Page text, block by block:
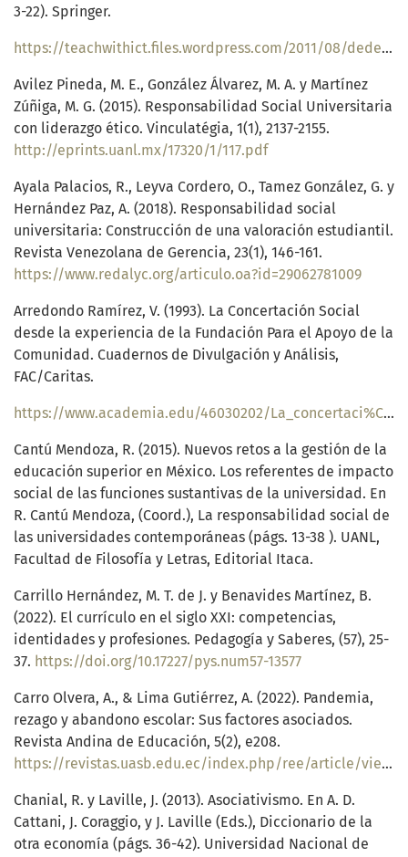
3-22). Springer.
https://teachwithict.files.wordpress.com/2011/08/dede.pdf
Avilez Pineda, M. E., González Álvarez, M. A. y Martínez
Zúñiga, M. G. (2015). Responsabilidad Social Universitaria
con liderazgo ético. Vinculatégia, 1(1), 2137-2155.
http://eprints.uanl.mx/17320/1/117.pdf
Ayala Palacios, R., Leyva Cordero, O., Tamez González, G. y
Hernández Paz, A. (2018). Responsabilidad social
universitaria: Construcción de una valoración estudiantil.
Revista Venezolana de Gerencia, 23(1), 146-161.
https://www.redalyc.org/articulo.oa?id=29062781009
Arredondo Ramírez, V. (1993). La Concertación Social
desde la experiencia de la Fundación Para el Apoyo de la
Comunidad. Cuadernos de Divulgación y Análisis,
FAC/Caritas.
https://www.academia.edu/46030202/La_concertaci%C3%B3n_social_desde_la_experiencia_de_la_Fundaci%C3%B3n_de_Apoyo_a_la_Comunidad_A_C_FAC
Cantú Mendoza, R. (2015). Nuevos retos a la gestión de la
educación superior en México. Los referentes de impacto
social de las funciones sustantivas de la universidad. En
R. Cantú Mendoza, (Coord.), La responsabilidad social de
las universidades contemporáneas (págs. 13-38 ). UANL,
Facultad de Filosofía y Letras, Editorial Itaca.
Carrillo Hernández, M. T. de J. y Benavides Martínez, B.
(2022). El currículo en el siglo XXI: competencias,
identidades y profesiones. Pedagogía y Saberes, (57), 25-
37. https://doi.org/10.17227/pys.num57-13577
Carro Olvera, A., & Lima Gutiérrez, A. (2022). Pandemia,
rezago y abandono escolar: Sus factores asociados.
Revista Andina de Educación, 5(2), e208.
https://revistas.uasb.edu.ec/index.php/ree/article/view/3222
Chanial, R. y Laville, J. (2013). Asociativismo. En A. D.
Cattani, J. Coraggio, y J. Laville (Eds.), Diccionario de la
otra economía (págs. 36-42). Universidad Nacional de